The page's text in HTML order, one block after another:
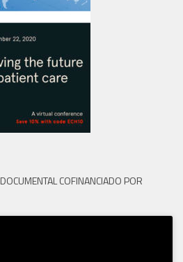
COFINANCIADO POR